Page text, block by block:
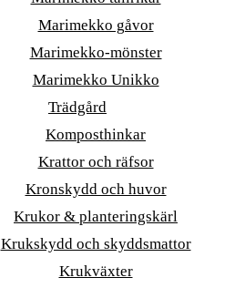
Marimekko gåvor
Marimekko-mönster
Marimekko Unikko
Trädgård
Komposthinkar
Krattor och räfsor
Kronskydd och huvor
Krukor & planteringskärl
Krukskydd och skyddsmattor
Krukväxter